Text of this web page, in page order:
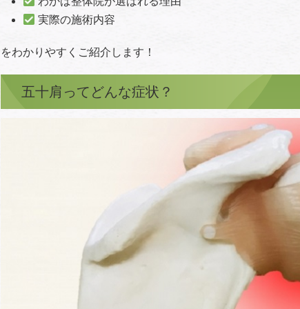
実際の施術内容
をわかりやすくご紹介します！
五十肩ってどんな症状？